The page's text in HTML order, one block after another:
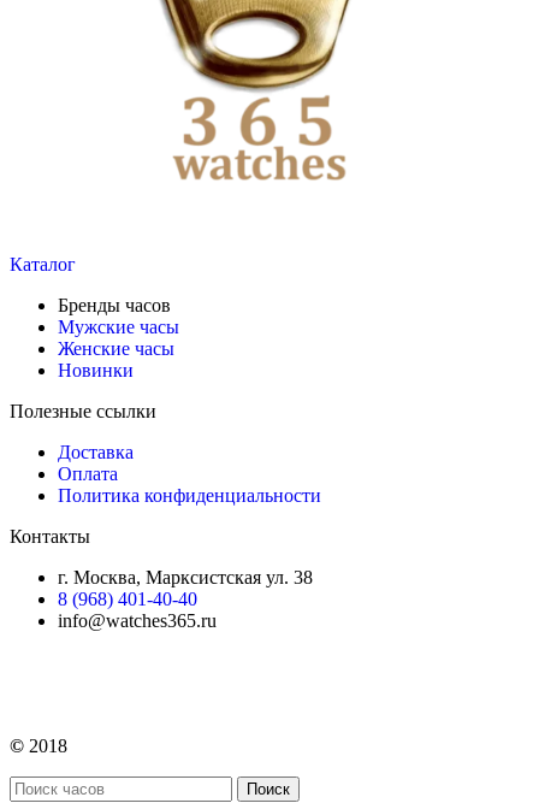
Каталог
Бренды часов
Мужские часы
Женские часы
Новинки
Полезные ссылки
Доставка
Оплата
Политика конфиденциальности
Контакты
г. Москва, Марксистская ул. 38
8 (968) 401-40-40
info@watches365.ru
© 2018
Поиск